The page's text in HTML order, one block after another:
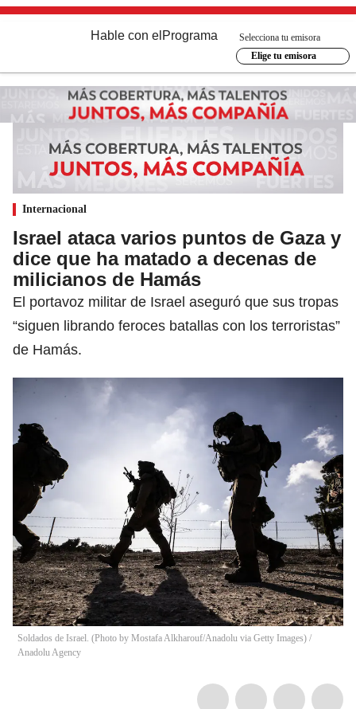
Hable con el Programa
Selecciona tu emisora
Elige tu emisora
Internacional
Israel ataca varios puntos de Gaza y
dice que ha matado a decenas de
milicianos de Hamás
El portavoz militar de Israel aseguró que sus tropas
“siguen librando feroces batallas con los terroristas”
de Hamás.
Soldados de Israel. (Photo by Mostafa Alkharouf/Anadolu via Getty Images) /
Anadolu Agency